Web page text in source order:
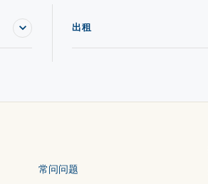
出租
常问问题